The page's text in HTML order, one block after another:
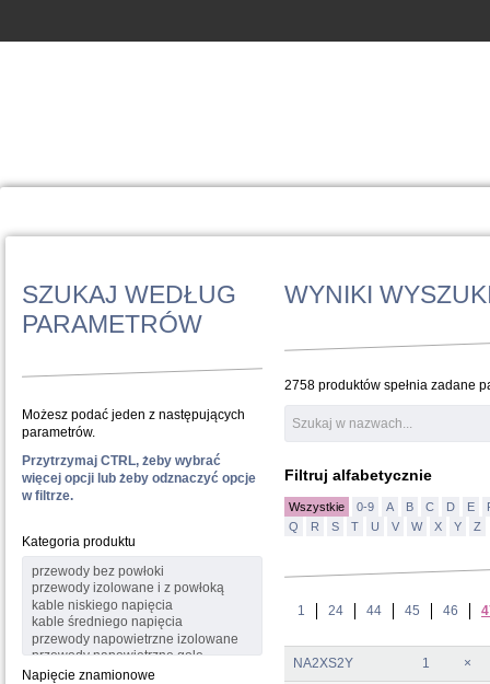
SZUKAJ WEDŁUG
PARAMETRÓW
Możesz podać jeden z następujących
parametrów.
Przytrzymaj CTRL, żeby wybrać
więcej opcji lub żeby odznaczyć opcje
w filtrze.
Kategoria produktu
Napięcie znamionowe
WYNIKI
2758 produktów spełnia zadane
Filtruj alfabetycznie
Wszystkie 0-9 A B C D E
Q
R S T U V W X Y Z
1 24 44 45 46
NA2XS2Y 1 ×